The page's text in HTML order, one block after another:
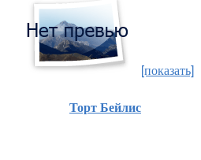
[показать]
ТортБейлис